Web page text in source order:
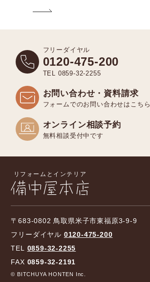
フリーダイヤル
0120-475-200
TEL 0859-32-2255
お問い合わせ・資料請求
フォームでのお問い合わせはこちら
オンライン相談予約
無料相談受付中です
〒683-0802 鳥取県米子市東福原3-9-9
フリーダイヤル 0120-475-200
TEL 0859-32-2255
FAX 0859-32-2191
© BITCHUYA HONTEN Inc.